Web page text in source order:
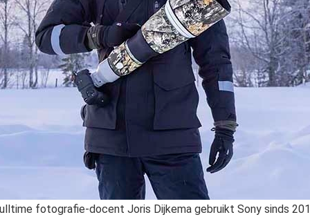
fotografie-docent Joris Dijkema gebruikt Sony sinds